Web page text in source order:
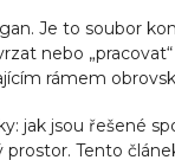
Je to soubor
nebo
rámem
jak jsou řešené
Tento